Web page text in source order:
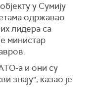
у Сумију
одржавао
лидера са
министар
а и они су
знају", казао је